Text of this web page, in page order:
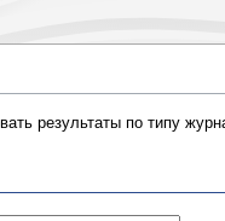
результаты по типу